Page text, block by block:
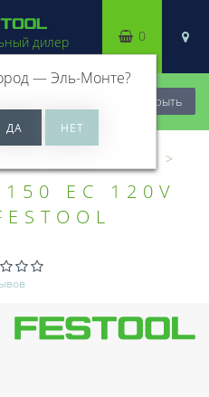
Закрыть
дилер
—Эль-Монте?
0
EC 120V